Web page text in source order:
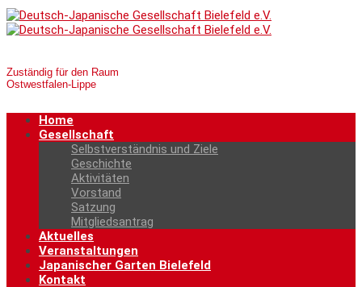
Zuständig für den Raum
Ostwestfalen-Lippe
Home
Gesellschaft
Selbstverständnis und Ziele
Geschichte
Aktivitäten
Vorstand
Satzung
Mitgliedsantrag
Aktuelles
Veranstaltungen
Japanischer Garten Bielefeld
Kontakt